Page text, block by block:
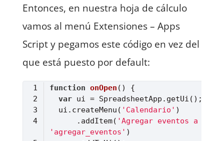
Entonces, en nuestra hoja de cálculo
vamos al menú Extensiones – Apps
Script y pegamos este código en vez del
que está puesto por default:
function onOpen ( )
var
  ui.createMenu(
'Calendario'
      .addItem(
'Agregar eventos a
'agregar_eventos'